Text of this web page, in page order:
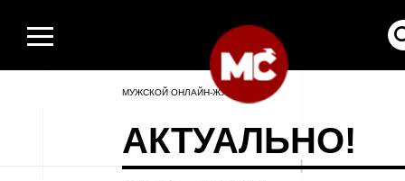
МУЖСКОЙ ОНЛАЙН-ЖУРНАЛ
АКТУАЛЬНО!